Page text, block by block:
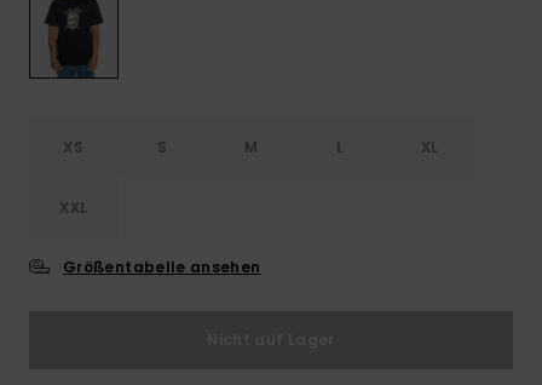
XS S M L XL
XXL
Größentabelle ansehen